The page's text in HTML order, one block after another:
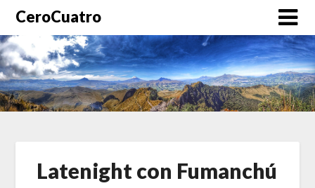
CeroCuatro
Latenight con Fumanchú